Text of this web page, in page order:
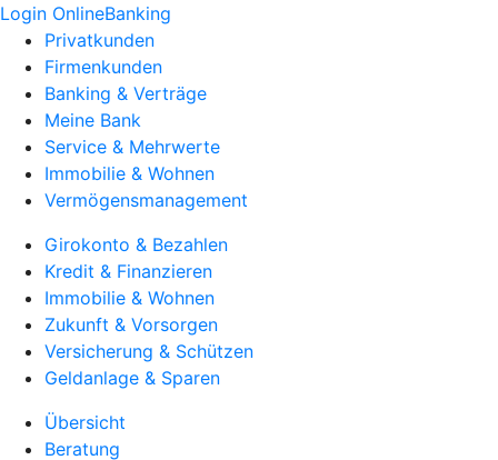
Login OnlineBanking
Privatkunden
Firmenkunden
Banking & Verträge
Meine Bank
Service & Mehrwerte
Immobilie & Wohnen
Vermögensmanagement
Girokonto & Bezahlen
Kredit & Finanzieren
Immobilie & Wohnen
Zukunft & Vorsorgen
Versicherung & Schützen
Geldanlage & Sparen
Übersicht
Beratung